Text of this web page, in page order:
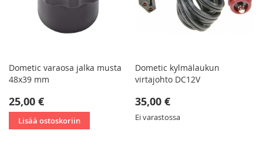
Dometic varaosa jalka musta
48x39 mm
25,00 €
Lisää ostoskoriin
Dometic kylmälaukun
virtajohto DC12V
35,00 €
Ei varastossa